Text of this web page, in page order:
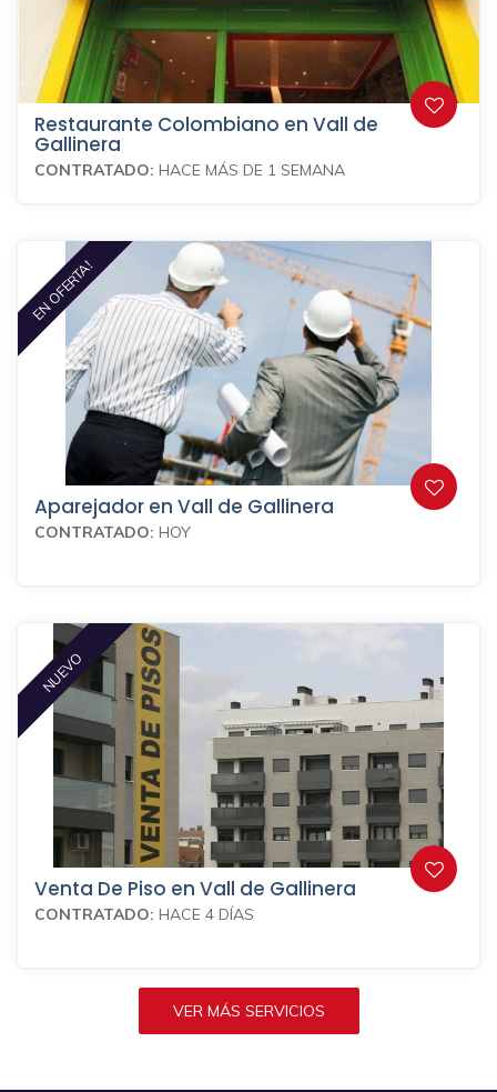
Restaurante Colombiano en Vall de
Gallinera
CONTRATADO: HACE MÁS DE 1 SEMANA
EN OFERTA!
Aparejador en Vall de Gallinera
CONTRATADO: HOY
NUEVO
Venta De Piso en Vall de Gallinera
CONTRATADO: HACE 4 DÍAS
VER MÁS SERVICIOS